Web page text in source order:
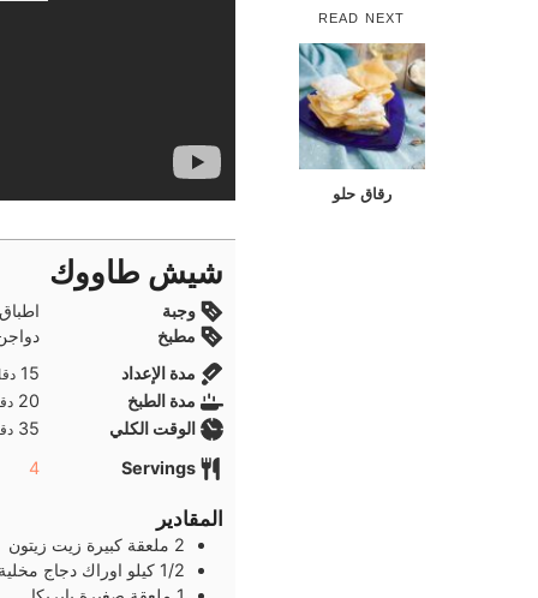
READ NEXT
رقاق حلو
شيش طاووك
وجبة
مطبخ
مدة الإعداد
15
مدة الطبخ 20
الوقت الكلي 35
Servings
4
المقادير
2 ملعقة كبيرة زيت زيتون
1/2 كيلو اوراك دجاج مخلية